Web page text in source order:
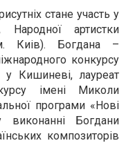
стане участь у
Народної артистки
Киів). Богдана –
конкурсу
у Кишиневі, лауреат
імені Миколи
програми «Нові
Богдани
композиторів